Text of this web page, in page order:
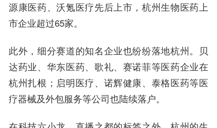
源康医药、沃氪医疗先后上市，杭州生物医药上
市企业超过65家。
此外，细分赛道的知名企业也纷纷落地杭州。贝
达药业、华东医药、歌礼、赛诺菲等医药企业在
杭州扎根；启明医疗、诺辉健康、泰格医药等医
疗器械及外包服务等公司也陆续落户。